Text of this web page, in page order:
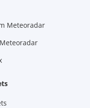
Meteoradar